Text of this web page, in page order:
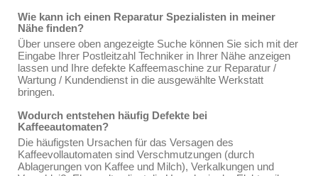
Wie kann ich einen Reparatur Spezialisten in meiner
Nähe finden?
Über unsere oben angezeigte Suche können Sie sich mit der
Eingabe Ihrer Postleitzahl Techniker in Ihrer Nähe anzeigen
lassen und Ihre defekte Kaffeemaschine zur Reparatur /
Wartung / Kundendienst in die ausgewählte Werkstatt
bringen.
Wodurch entstehen häufig Defekte bei
Kaffeeautomaten?
Die häufigsten Ursachen für das Versagen des
Kaffeevollautomaten sind Verschmutzungen (durch
Ablagerungen von Kaffee und Milch), Verkalkungen und